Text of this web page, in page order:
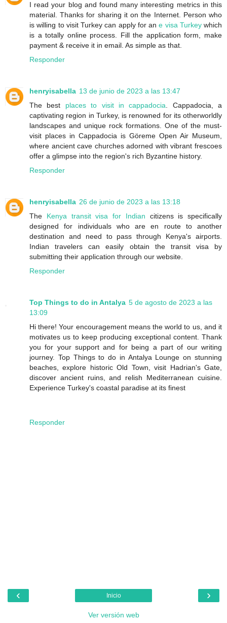
I read your blog and found many interesting metrics in this
material. Thanks for sharing it on the Internet. Person who
is willing to visit Turkey can apply for ane visa Turkeywhich
is a totally online process. Fill the application form, make
payment & receive it in email. As simple as that.
Responder
henryisabella 13 de junio de 2023 a las 13:47
The best places to visit in cappadocia. Cappadocia, a
captivating region in Turkey, is renowned for its otherworldly
landscapes and unique rock formations. One of the must-
visit places in Cappadocia is Göreme Open Air Museum,
where ancient cave churches adorned with vibrant frescoes
offer a glimpse into the region's rich Byzantine history.
Responder
henryisabella 26 de junio de 2023 a las 13:18
The Kenya transit visa for Indian citizens is specifically
designed for individuals who are en route to another
destination and need to pass through Kenya's airports.
Indian travelers can easily obtain the transit visa by
submitting their application through our website.
Responder
Top Things to do in Antalya 5 de agosto de 2023 a las
13:09
Hi there! Your encouragement means the world to us, and it
motivates us to keep producing exceptional content. Thank
you for your support and for being a part of our writing
journey. Top Things to do in Antalya Lounge on stunning
beaches, explore historic Old Town, visit Hadrian's Gate,
discover ancient ruins, and relish Mediterranean cuisine.
Experience Turkey's coastal paradise at its finest
Responder
‹ ›
Inicio
Ver versión web